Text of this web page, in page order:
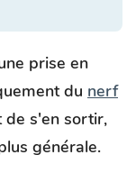
prise en
du nerf
de s'en sortir,
générale.